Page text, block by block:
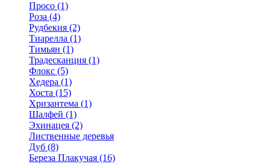
Просо (1)
Роза (4)
Рудбекия (2)
Тиарелла (1)
Тимьян (1)
Традесканция (1)
Флокс (5)
Хедера (1)
Хоста (15)
Хризантема (1)
Шалфей (1)
Эхинацея (2)
Лиственные деревья
Дуб (8)
Береза Плакучая (16)